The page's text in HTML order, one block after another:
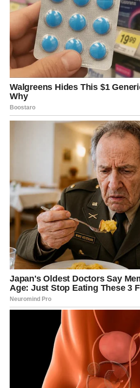
Jedna osoba mogla bi
cijeli vaš život
Postoji mogućnost da će se u vašem
koja će imati poseban uticaj na vašu
To ne mora biti samo ljubavni partner.
To može biti neko ko će vam vratiti
vam koliko vrijedite i pomoći vam da
mnogo pozitivnije.
Njeno prisustvo donijeće vam osjećaj
sreće.
Zvijezde pokazuju da je pred vama
biti slučajno.
Velika sreća prati vas
koraku
Osim ljubavi, pred vama je i period
mnoge stvari odvijati u vašu korist.
Situacije koje su vas ranije
Dobićete odgovore koje dugo čekate.